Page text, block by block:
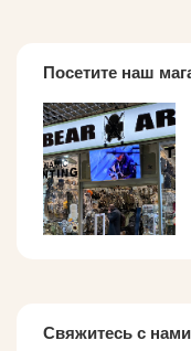
Посетите наш
Свяжитесь с нами